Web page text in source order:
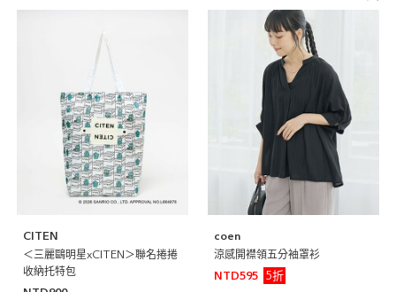
CITEN
＜三麗鷗明星xCITEN＞聯名捲捲
收納托特包
coen
涼感開襟領五分袖罩衫
NTD595
5折